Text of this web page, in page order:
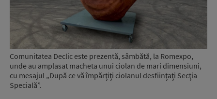
Comunitatea Declic este prezentă, sâmbătă, la Romexpo,
unde au amplasat macheta unui ciolan de mari dimensiuni,
cu mesajul „După ce vă împărţiţi ciolanul desfiinţaţi Secţia
Specială”.